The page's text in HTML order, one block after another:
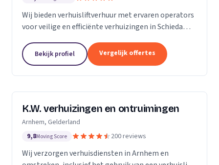
Wij bieden verhuisliftverhuur met ervaren operators
voor veilige en efficiënte verhuizingen in Schiedam
Bekijk profiel Vergelijk offertes
K.W. verhuizingen en ontruimingen
Arnhem, Gelderland
9,8Moving Score 200 reviews
Wij verzorgen verhuisdiensten in Arnhem en